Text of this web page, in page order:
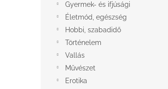
Gyermek- és ifjúsági
Életmód, egészség
Hobbi, szabadidő
Történelem
Vallás
Művészet
Erotika